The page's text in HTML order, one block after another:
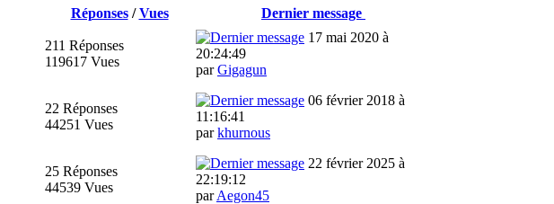
Réponses/Vues
Dernier message
211 Réponses
119617 Vues
17 mai 2020 à
20:24:49
parGigagun
22 Réponses
44251 Vues
06 février 2018 à
11:16:41
parkhurnous
25 Réponses
44539 Vues
22 février 2025 à
22:19:12
parAegon45